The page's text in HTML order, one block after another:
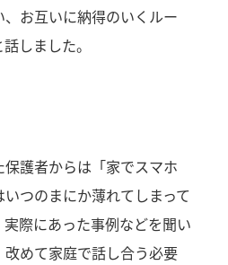
お互いに納得のいくルー
しました。
護者からは「家でスマホ
つのまにか薄れてしまって
際にあった事例などを聞い
めて家庭で話し合う必要